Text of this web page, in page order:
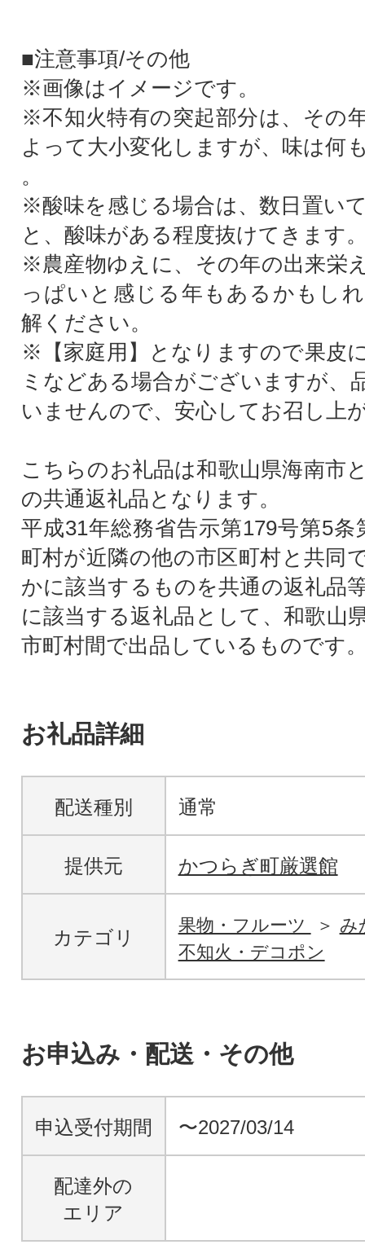
■注意事項/その他
※画像はイメージです。
※不知火特有の突起部分は、その
よって大小変化しますが、味は何
。
※酸味を感じる場合は、数日置い
と、酸味がある程度抜けてきます
※農産物ゆえに、その年の出来栄
っぱいと感じる年もあるかもし
解ください。
※【家庭用】となりますので果皮
ミなどある場合がございますが、
いませんので、安心してお召し上
こちらのお礼品は和歌山県海南市
の共通返礼品となります。
平成31年総務省告示第179号第5条
町村が近隣の他の市区町村と共同
かに該当するものを共通の返礼品
に該当する返礼品として、和歌山
市町村間で出品しているものです
お礼品詳細
配送種別 通常
提供元 かつらぎ町厳選館
カテゴリ
果物・フルーツ
み
不知火・デコポン
お申込み・配送・その他
申込受付期間 〜2027/03/14
配達外の
エリア